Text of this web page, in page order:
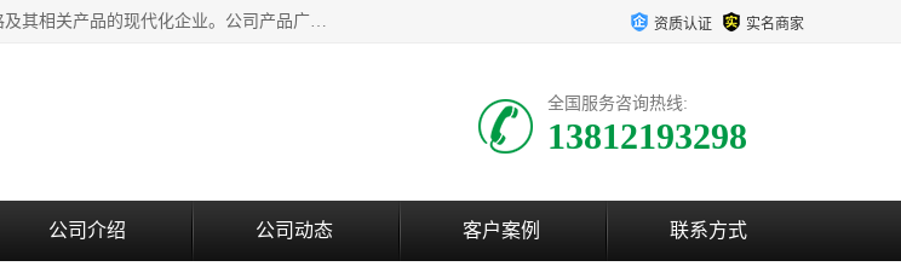
无锡昌鸿钢格板有限公司是专业生产和销售各类镀锌钢格板、镀锌钢格栅、不锈钢钢格及其相关产品的现代化企业。公司产品广泛运用于石油、化工、港口、电力、运输、造纸、医药、钢铁、食品、市政、房地产、制造业等各个领域。 资质认证 实名商家
全国服务咨询热线:
13812193298
公司介绍 公司动态 客户案例 联系方式